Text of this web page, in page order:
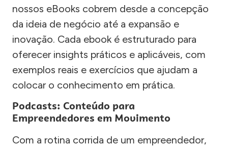
nossos eBooks cobrem desde a concepção
da ideia de negócio até a expansão e
inovação. Cada ebook é estruturado para
oferecer insights práticos e aplicáveis, com
exemplos reais e exercícios que ajudam a
colocar o conhecimento em prática.
Podcasts: Conteúdo para
Empreendedores em Movimento
Com a rotina corrida de um empreendedor,